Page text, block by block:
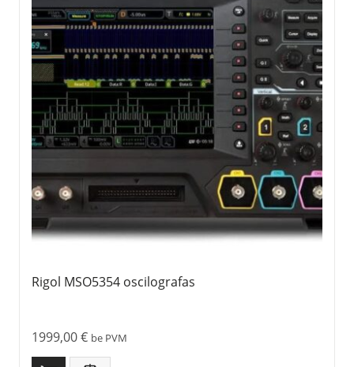
Rigol MSO5354 oscilografas
1999,00€ be PVM